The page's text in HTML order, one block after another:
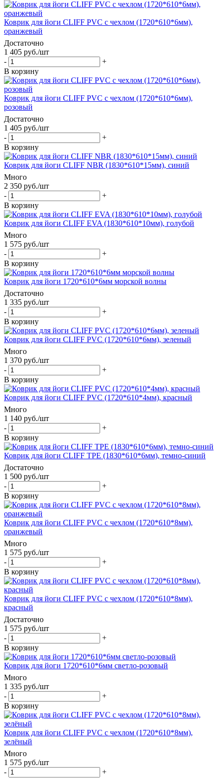
Коврик для йоги CLIFF PVC с чехлом (1720*610*6мм),
оранжевый
Достаточно
1 405 руб./шт
-
+
В корзину
Коврик для йоги CLIFF PVC с чехлом (1720*610*6мм),
розовый
Достаточно
1 405 руб./шт
-
+
В корзину
Коврик для йоги CLIFF NBR (1830*610*15мм), синий
Много
2 350 руб./шт
-
+
В корзину
Коврик для йоги CLIFF EVA (1830*610*10мм), голубой
Много
1 575 руб./шт
-
+
В корзину
Коврик для йоги 1720*610*6мм морской волны
Достаточно
1 335 руб./шт
-
+
В корзину
Коврик для йоги CLIFF PVC (1720*610*6мм), зеленый
Много
1 370 руб./шт
-
+
В корзину
Коврик для йоги CLIFF PVC (1720*610*4мм), красный
Много
1 140 руб./шт
-
+
В корзину
Коврик для йоги CLIFF TPE (1830*610*6мм), темно-синий
Достаточно
1 500 руб./шт
-
+
В корзину
Коврик для йоги CLIFF PVC с чехлом (1720*610*8мм),
оранжевый
Много
1 575 руб./шт
-
+
В корзину
Коврик для йоги CLIFF PVC с чехлом (1720*610*8мм),
красный
Достаточно
1 575 руб./шт
-
+
В корзину
Коврик для йоги 1720*610*6мм светло-розовый
Много
1 335 руб./шт
-
+
В корзину
Коврик для йоги CLIFF PVC с чехлом (1720*610*8мм),
зелёный
Много
1 575 руб./шт
-
+